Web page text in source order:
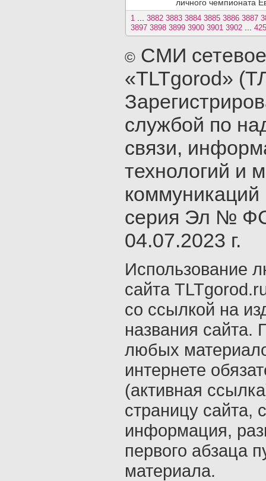
личного чемпионата
1 3882 3883 3884 3885 3886 3887
3897 3898 3899 3900 3901 3902
© СМИ
«TLTgorod»
службой по
связи,
технологий и
серия Эл №
04.07.2023 г.
Использование
сайта
со ссылкой на
названия сайта.
любых
интернете
(активная
страницу сайта,
информация,
первого абзаца
материала.